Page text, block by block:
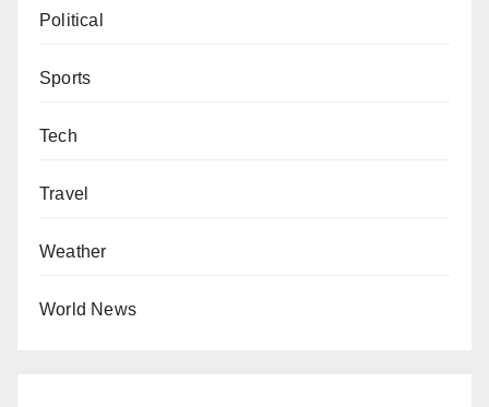
Political
Sports
Tech
Travel
Weather
World News